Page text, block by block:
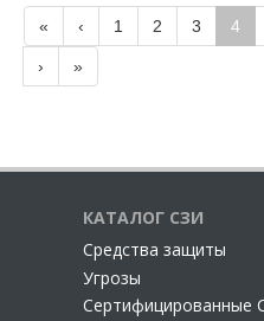
« ‹ 1 2 3 4
› »
КАТАЛОГ СЗИ
Cредства защиты
Угрозы
Сертифицированные